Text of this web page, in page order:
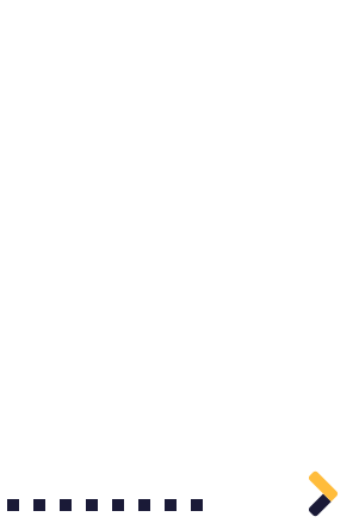
2 3 4 5 6 7 8 9